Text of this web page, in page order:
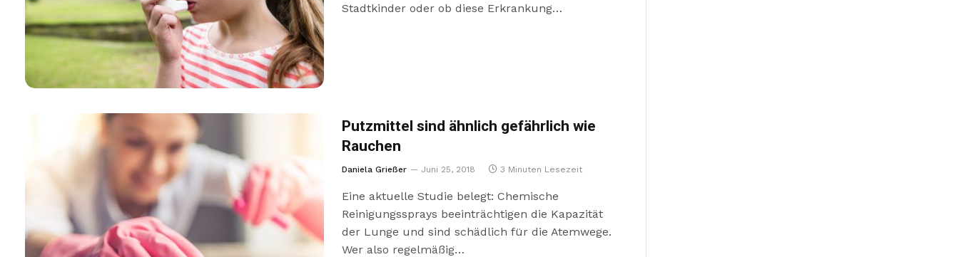
Stadtkinder oder ob diese Erkrankung…
Putzmittel sind ähnlich gefährlich wie
Rauchen
Daniela Grießer Juni 25, 2018 3 Minuten Lesezeit
Eine aktuelle Studie belegt: Chemische
Reinigungssprays beeinträchtigen die Kapazität
der Lunge und sind schädlich für die Atemwege.
Wer also regelmäßig…